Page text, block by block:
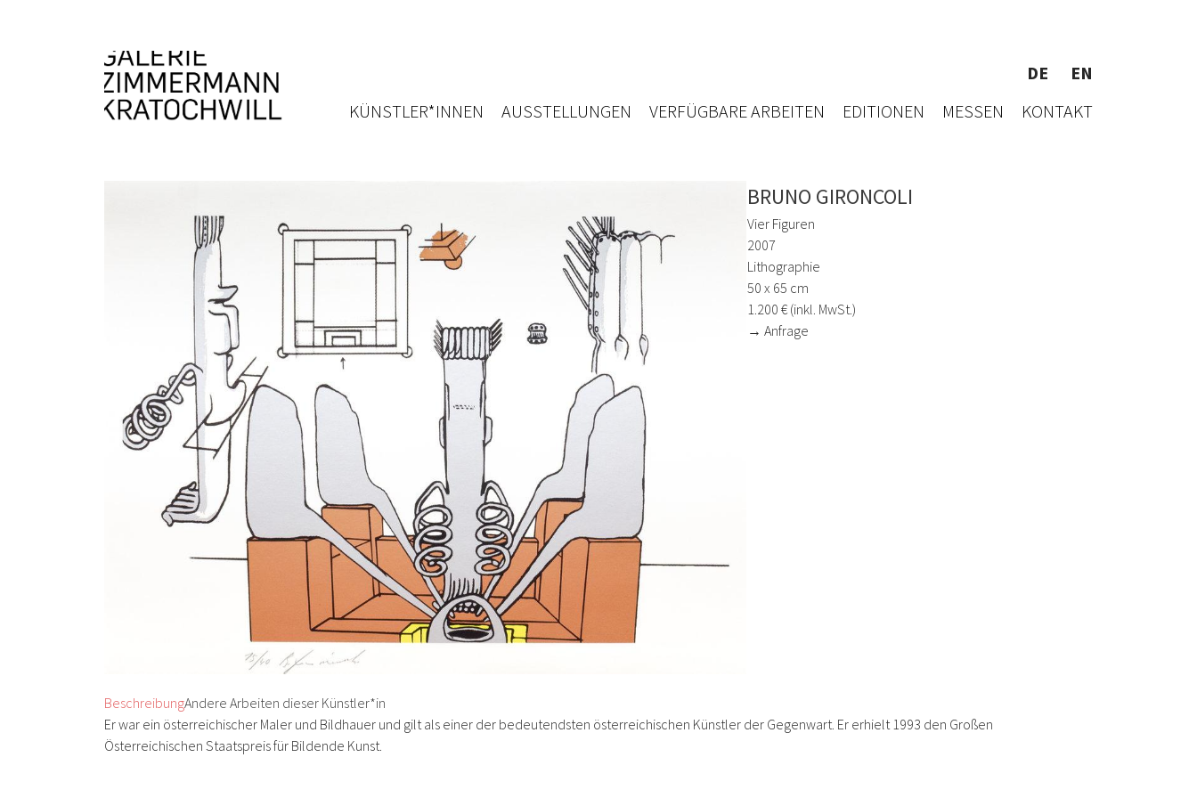
DE
EN
KÜNSTLER*INNEN
AUSSTELLUNGEN VERFÜGBARE ARBEITEN EDITIONEN MESSEN KONTAKT
BRUNO GIRONCOLI
Vier Figuren
2007
Lithographie
50 x 65 cm
1.200 € (inkl. MwSt.)
→ Anfrage
BeschreibungAndere Arbeiten dieser Künstler*in
Er war ein österreichischer Maler und Bildhauer und gilt als einer der bedeutendsten österreichischen Künstler der Gegenwart. Er erhielt 1993 den Großen
Österreichischen Staatspreis für Bildende Kunst.